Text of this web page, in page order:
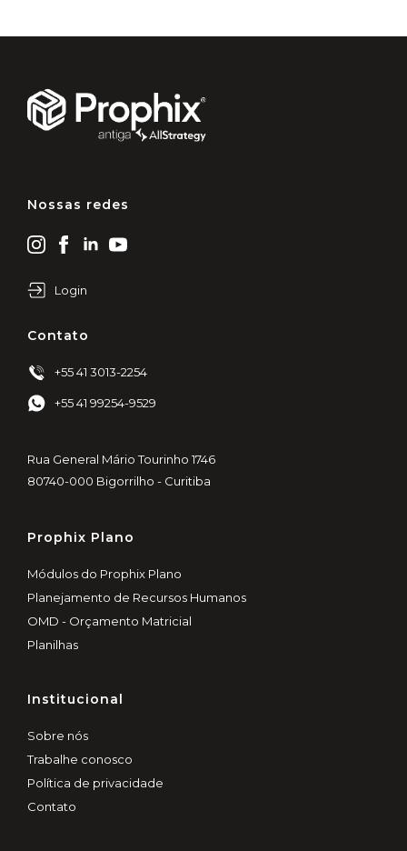
Nossas redes
Login
Contato
+55 41 3013-2254
+55 41 99254-9529
Rua General Mário Tourinho 1746
80740-000 Bigorrilho - Curitiba
Prophix Plano
Módulos do Prophix Plano
Planejamento de Recursos Humanos
OMD - Orçamento Matricial
Planilhas
Institucional
Sobre nós
Trabalhe conosco
Política de privacidade
Contato